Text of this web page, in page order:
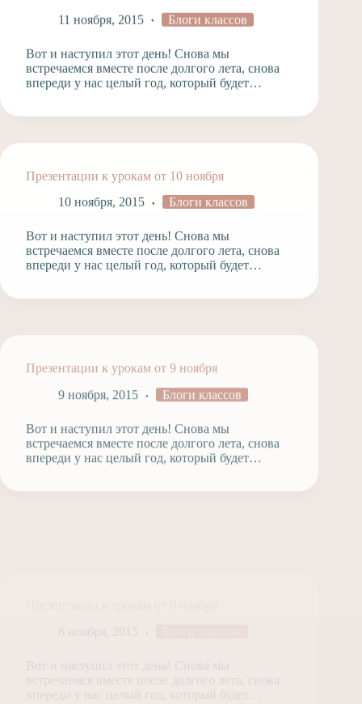
11 ноября, 2015
Блоги классов
Вот и наступил этот день! Снова мы
встречаемся вместе после долгого лета, снова
впереди у нас целый год, который будет…
Презентации к урокам от 10 ноября
10 ноября, 2015
Блоги классов
Вот и наступил этот день! Снова мы
встречаемся вместе после долгого лета, снова
впереди у нас целый год, который будет…
9 ноября, 2015
Блоги классов
встречаемся вместе после долгого лета, снова
впереди у нас целый год, который будет…